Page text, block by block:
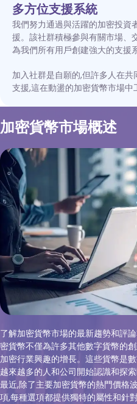
多方位支援系統
我們努力通過與活躍的加密投資
援。該社群積極參與有關市場、
為我們所有用戶創建強大的支援
加入社群是自願的,但許多人在
支援,這在動盪的加密貨幣市場中
加密貨幣市場概述
了解加密貨幣市場的最新趨勢和評
密貨幣不僅為許多其他數字貨幣的
加密行業興趣的增長。這些貨幣是
越來越多的人和公司開始認識和探索
最近,除了主要加密貨幣的熱門價格
項,每種選項都提供獨特的屬性和針對